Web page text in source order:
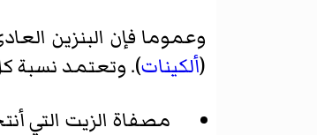
وعموما فإن البنزين
(ألكينات). وتعتمد نسبة
مصفاة الزيت التي